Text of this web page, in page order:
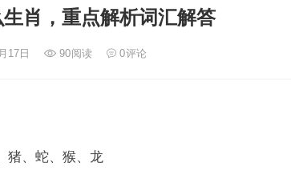
肖，重点解析词汇解答
17日 90阅读 0评论
猪、蛇、猴、龙